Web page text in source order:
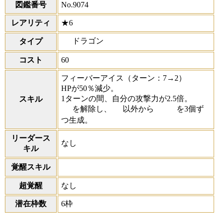
図鑑番号 No.9074
レアリティ ★6
タイプ ドラゴン
コスト 60
スキル
フィーバーアイス
（ターン：7→2）
HPが50％減少。
1ターンの間、自分の攻撃力が2.5倍。
を解除し、
以外から
を3個ず
つ生成。
リーダース
キル
なし
覚醒スキル
超覚醒 なし
潜在枠数 6枠